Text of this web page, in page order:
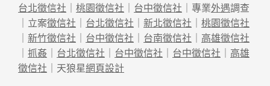
台北徵信社
桃園徵信社 台中徵信社 ｜專業外遇調查
｜立案徵信社 台北徵信社 新北徵信社
桃園徵信社
新竹徵信社 台中徵信社 台南徵信社
高雄徵信社
抓姦 台北徵信社 台中徵信社 台中徵信社
高雄
徵信社 ｜天狼星網頁設計